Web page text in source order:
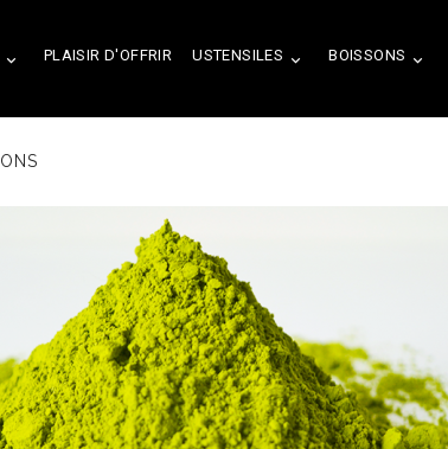
 PLAISIR D'OFFRIR 
USTENSILES 
BOISSONS